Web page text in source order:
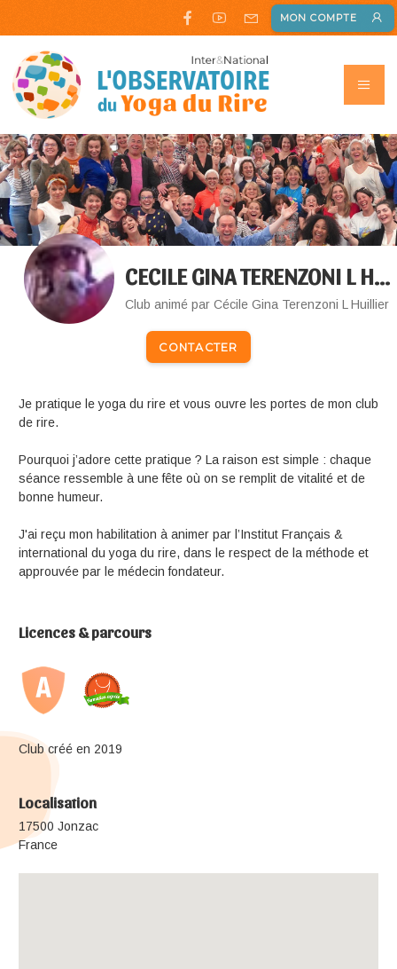
MON COMPTE
CECILE GINA TERENZONI L HUILLIER
Club animé par Cécile Gina Terenzoni L Huillier
CONTACTER
Je pratique le yoga du rire et vous ouvre les portes de mon club
de rire.
Pourquoi j’adore cette pratique ? La raison est simple : chaque
séance ressemble à une fête où on se remplit de vitalité et de
bonne humeur.
J'ai reçu mon habilitation à animer par l’Institut Français &
international du yoga du rire, dans le respect de la méthode et
approuvée par le médecin fondateur.
Licences & parcours
Club créé en 2019
Localisation
17500 Jonzac
France